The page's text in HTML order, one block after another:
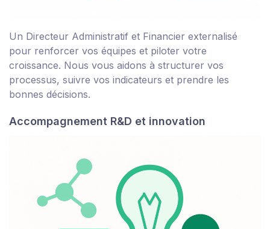
Un Directeur Administratif et Financier externalisé
pour renforcer vos équipes et piloter votre
croissance. Nous vous aidons à structurer vos
processus, suivre vos indicateurs et prendre les
bonnes décisions.
Accompagnement R&D et innovation